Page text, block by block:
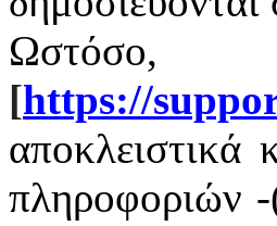
[https://
πληροφοριών -